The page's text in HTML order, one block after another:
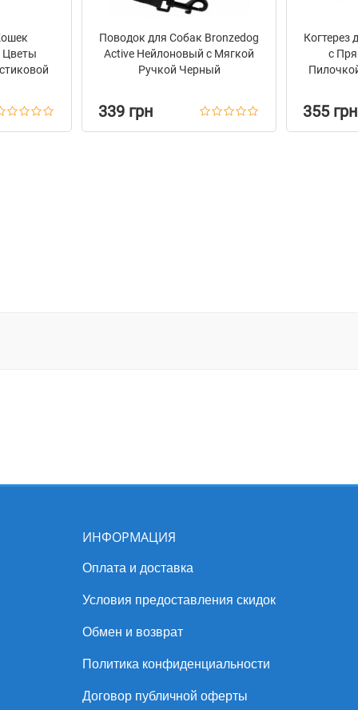
Цветы
Поводок для Собак Bronzedog
Active Нейлоновый с Мягкой
Ручкой Черный
339 грн
Когтерез
с
355 грн
ИНФОРМАЦИЯ
Оплата и доставка
Условия предоставления скидок
Обмен и возврат
Политика конфиденциальности
Договор публичной оферты